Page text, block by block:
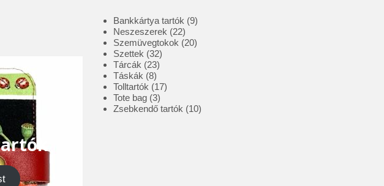
Bankkártya tartók 99
Neszeszerek 2222
termék
Szemüvegtokok 2020
Szettek 3232
termék
Tárcák 2323
termék
Táskák 88
termék
Tolltartók 1717
Tote bag 33
termék
Zsebkendő tartók 1010